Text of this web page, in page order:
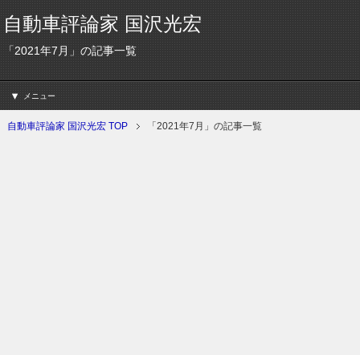
自動車評論家 国沢光宏
「2021年7月」の記事一覧
メニュー
自動車評論家 国沢光宏 TOP 「2021年7月」の記事一覧